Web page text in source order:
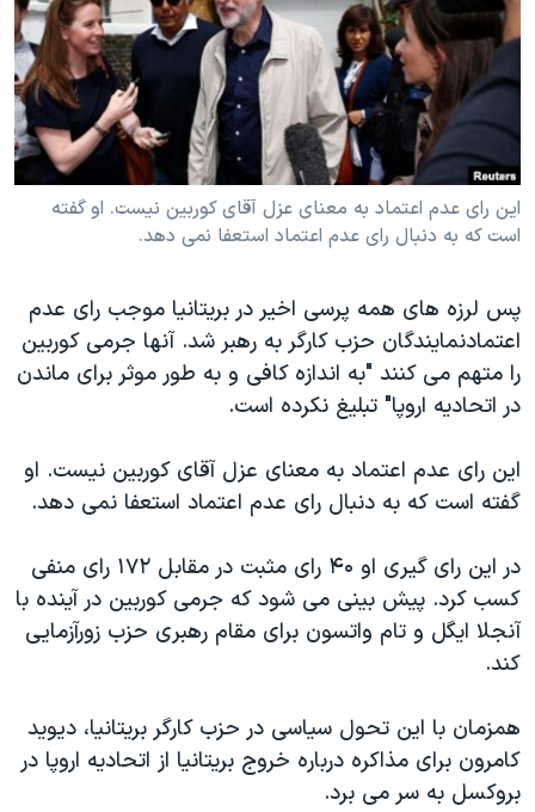
فرهنگ و زندگی
حقوق شهروندی
اقتصادی
علم و فناوری
گالری عکس
مستندها
انتخابات ریاست جمهوری آمریکا ۲۰۲۴
حمله جمهوری اسلامی به اسرائیل
رمز مهسا
اعتراضات زن، زندگی، آزادی
تریبونال مردمی آبان ۹۸
دادگاه حمید نوری
چهل سال گروگان‌گیری
اعتراضات مردمی آبان ۹۸
نرگس محمدی برنده جایزه نوبل صلح
همایش محافظه‌کاران آمریکا «سی‌پک»
صفحه‌های ویژه
دنبال کنید
زبانهای مختلف
این رای عدم اعتماد به معنای عزل آقای کوربین نیست. او گفته
است که به دنبال رای عدم اعتماد استعفا نمی دهد.
پس لرزه های همه پرسی اخیر در بریتانیا موجب رای عدم
اعتمادنمایندگان حزب کارگر به رهبر شد. آنها جرمی کوربین
را متهم می کنند "به اندازه کافی و به طور موثر برای ماندن
در اتحادیه اروپا" تبلیغ نکرده است.
این رای عدم اعتماد به معنای عزل آقای کوربین نیست. او
گفته است که به دنبال رای عدم اعتماد استعفا نمی دهد.
در این رای گیری او ۴۰ رای مثبت در مقابل ۱۷۲ رای منفی
کسب کرد. پیش بینی می شود که جرمی کوربین در آینده با
آنجلا ایگل و تام واتسون برای مقام رهبری حزب زورآزمایی
کند.
همزمان با این تحول سیاسی در حزب کارگر بریتانیا، دیوید
کامرون برای مذاکره درباره خروج بریتانیا از اتحادیه اروپا در
بروکسل به سر می برد.